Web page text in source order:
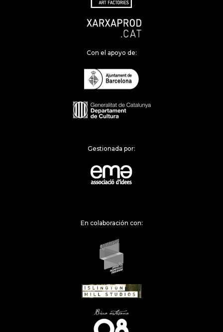
Con el apoyo de:
Gestionada por:
En colaboración con: